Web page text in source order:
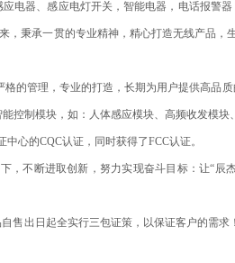
器、感应电灯开关，智能电器，电话报警器
秉承一贯的专业精神，精心打造无线产品，
的管理，专业的打造，长期为用户提供高品
控制模块，如：人体感应模块、高频收发模块
心的CQC认证，同时获得了FCC认证。
，不断进取创新，努力实现奋斗目标：让“辰
售出日起全实行三包证策，以保证客户的需求